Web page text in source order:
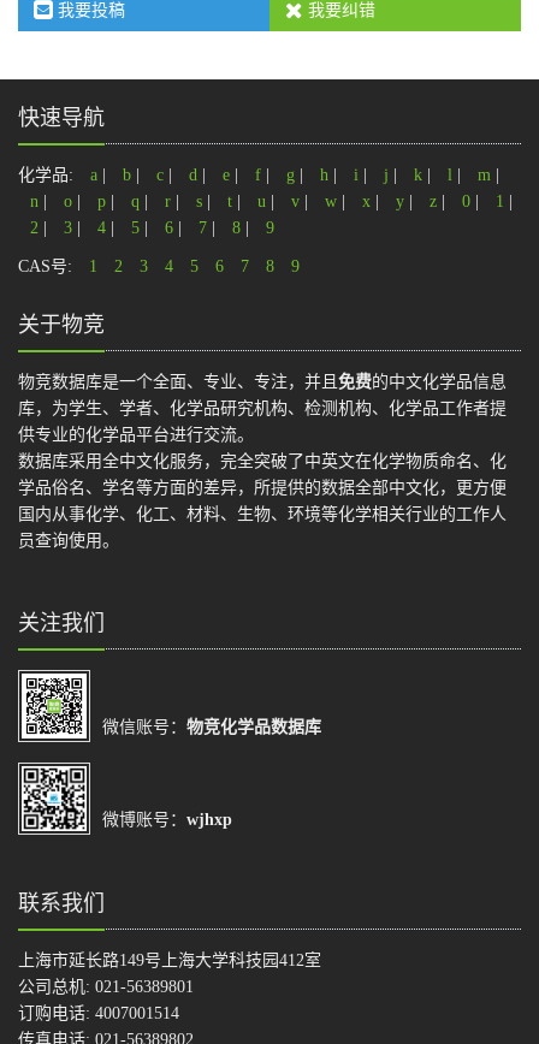
我要投稿 我要纠错
快速导航
化学品: a b c d e f g h i j k l m
n
o p q r s t u v w x y z 0 1
2
3 4 5 6 7 8 9
CAS号: 1 2 3 4 5 6 7 8 9
关于物竞
物竞数据库是一个全面、专业、专注，并且 免费的中文化学品信息
库，为学生、学者、化学品研究机构、检测机构、化学品工作者提
供专业的化学品平台进行交流。
数据库采用全中文化服务，完全突破了中英文在化学物质命名、化
学品俗名、学名等方面的差异，所提供的数据全部中文化，更方便
国内从事化学、化工、材料、生物、环境等化学相关行业的工作人
员查询使用。
关注我们
微信账号： 物竞化学品数据库
微博账号： wjhxp
联系我们
上海市延长路149号上海大学科技园412室
公司总机: 021-56389801
订购电话: 4007001514
传真电话: 021-56389802